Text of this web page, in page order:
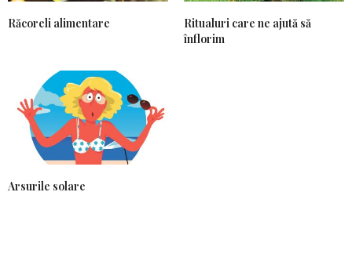
Răcoreli alimentare
Ritualuri care ne ajută să
înflorim
Arsurile solare